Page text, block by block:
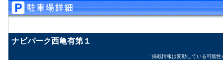
ナビパーク西亀有第１
「掲載情報は変動している可能